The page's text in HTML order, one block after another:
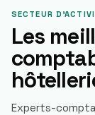
SECTEUR
Les
Experts-